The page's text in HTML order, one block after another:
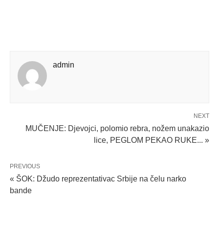
admin
NEXT
MUČENJE: Djevojci, polomio rebra, nožem unakazio
lice, PEGLOM PEKAO RUKE... »
PREVIOUS
« ŠOK: Džudo reprezentativac Srbije na čelu narko
bande